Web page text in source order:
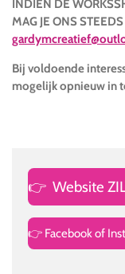
INDIEN DE
MAG JE ONS
Bij voldoende
mogelijk opnieuw in
👉 Website
👉 Facebook of